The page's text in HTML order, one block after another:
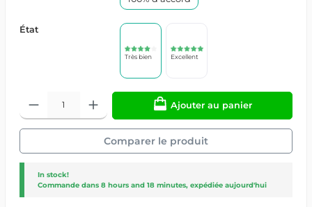
État
Très bien Excellent
Ajouter au panier
Comparer le produit
In stock!
Commande dans8 hours and 18 minutes, expédiée aujourd'hui